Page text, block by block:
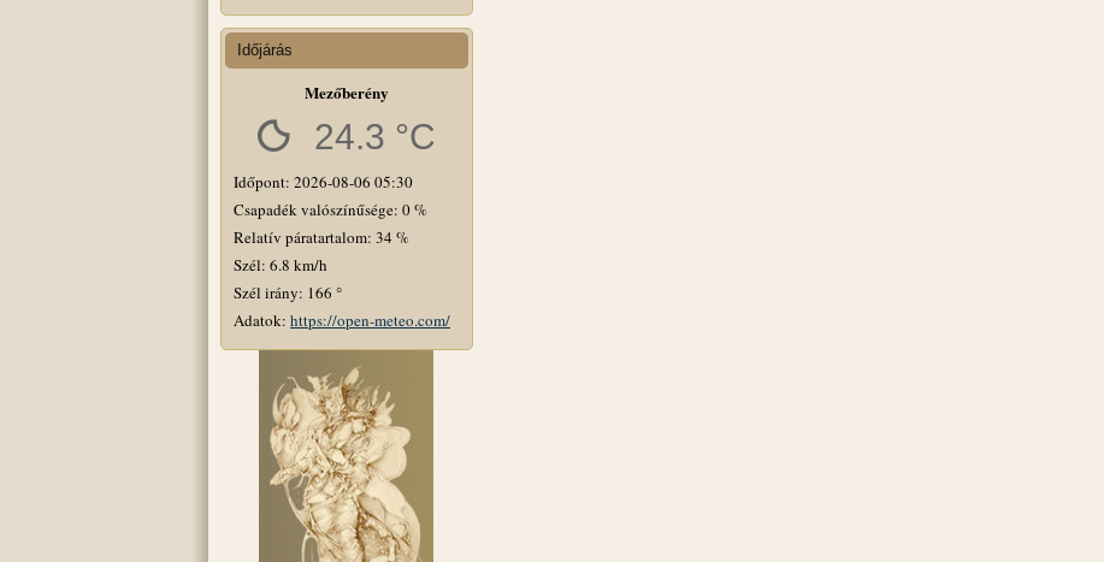
Időjárás
Mezőberény
24.3 °C
Időpont: 2026-08-06 05:30
Csapadék valószínűsége: 0 %
Relatív páratartalom: 34 %
Szél: 6.8 km/h
Szél irány: 166 °
Adatok: https://open-meteo.com/